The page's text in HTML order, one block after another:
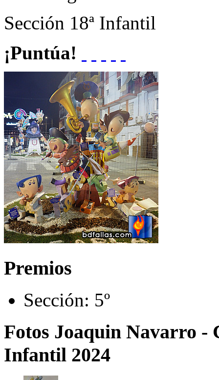
Sección 18ª Infantil
¡Puntúa!
Premios
Sección: 5º
Fotos Joaquin Navarro -
Infantil 2024